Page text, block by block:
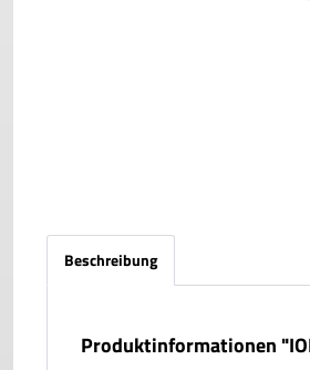
Beschreibung
Produktinformationen